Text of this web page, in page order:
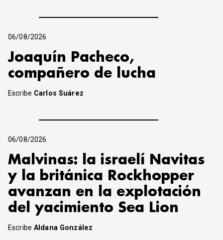
06/08/2026
Joaquín Pacheco,
compañero de lucha
Escribe Carlos Suárez
06/08/2026
Malvinas: la israelí Navitas
y la británica Rockhopper
avanzan en la explotación
del yacimiento Sea Lion
EscribeAldana González